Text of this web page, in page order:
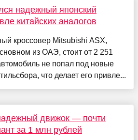
надежный японский
китайских аналогов
кроссовер Mitsubishi ASX,
из ОАЭ, стоит от 2 251
не попал под новые
что делает его привле...
движок — почти
за 1 млн рублей